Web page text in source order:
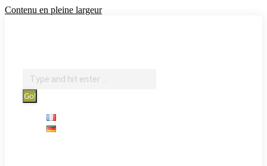
Contenu en pleine largeur